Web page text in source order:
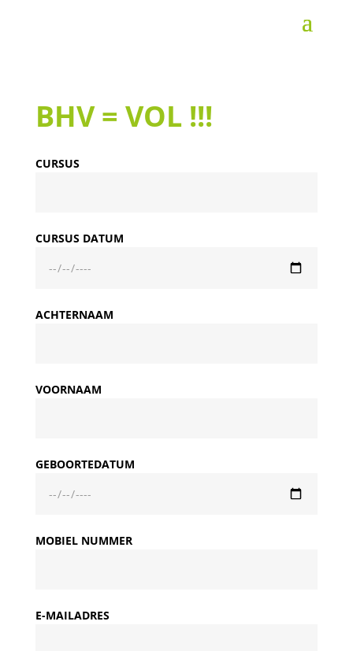
BHV = VOL !!!
CURSUS
CURSUS DATUM
ACHTERNAAM
VOORNAAM
GEBOORTEDATUM
MOBIEL NUMMER
E-MAILADRES